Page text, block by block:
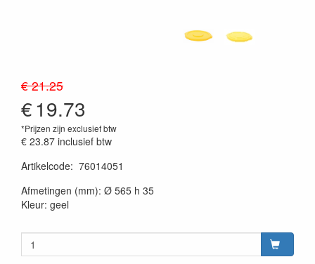
€ 21.25
€19.73
*Prijzen zijn exclusief btw
€ 23.87 inclusief btw
Artikelcode: 76014051
Afmetingen (mm): Ø 565 h 35
Kleur: geel